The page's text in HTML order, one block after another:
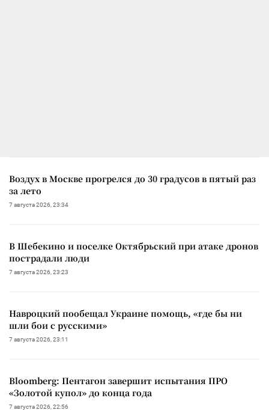
Воздух в Москве прогрелся до 30 градусов в пятый раз
за лето
7 августа 2026, 23:34
В Шебекино и поселке Октябрьский при атаке дронов
пострадали люди
7 августа 2026, 23:23
Навроцкий пообещал Украине помощь, «где бы ни
шли бои с русскими»
7 августа 2026, 23:11
Bloomberg: Пентагон завершит испытания ПРО
«Золотой купол» до конца года
7 августа 2026, 22:56